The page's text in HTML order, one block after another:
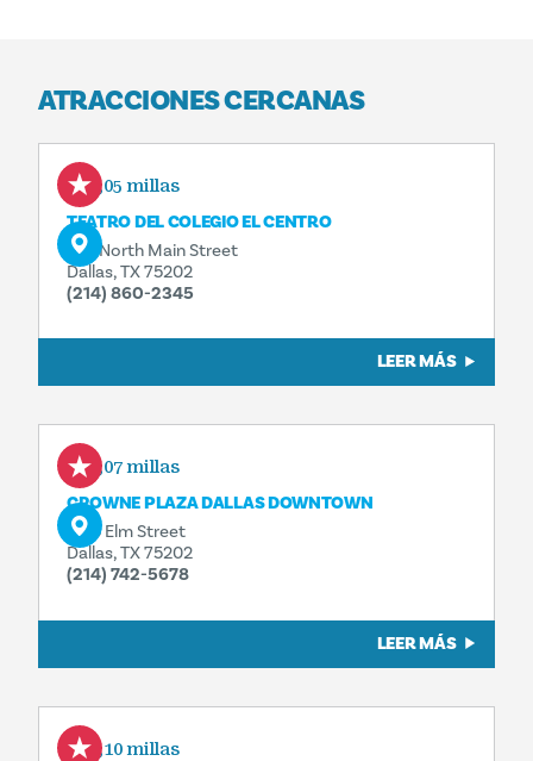
ATRACCIONES CERCANAS
0,05 millas
TEATRO DEL COLEGIO EL CENTRO
801 North Main Street
Dallas, TX 75202
(214) 860-2345
LEER MÁS
0,07 millas
CROWNE PLAZA DALLAS DOWNTOWN
1015 Elm Street
Dallas, TX 75202
(214) 742-5678
LEER MÁS
0,10 millas